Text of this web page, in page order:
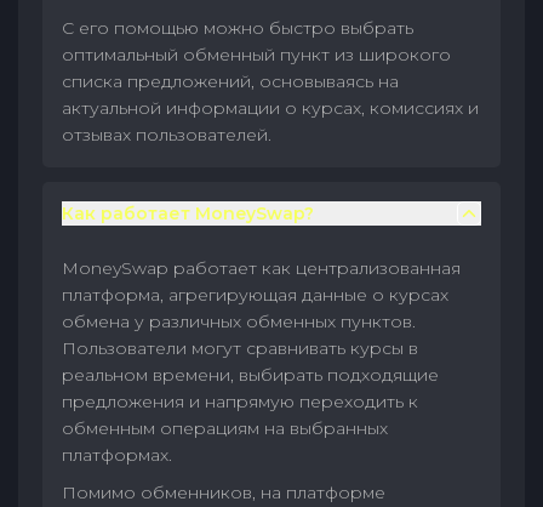
С его помощью можно быстро выбрать
оптимальный обменный пункт из широкого
списка предложений, основываясь на
актуальной информации о курсах, комиссиях и
отзывах пользователей.
Как работает MoneySwap?
MoneySwap работает как централизованная
платформа, агрегирующая данные о курсах
обмена у различных обменных пунктов.
Пользователи могут сравнивать курсы в
реальном времени, выбирать подходящие
предложения и напрямую переходить к
обменным операциям на выбранных
платформах.
Помимо обменников, на платформе